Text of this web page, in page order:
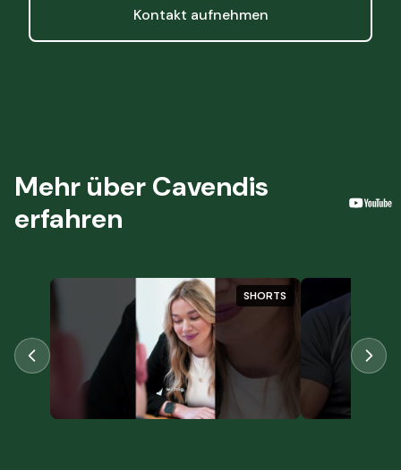
Kontakt aufnehmen
Mehr über Cavendis
erfahren
SHORTS